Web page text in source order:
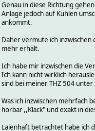
Genau in diese Richtung
Anlage jedoch auf Kühlen
ankommt.
Daher vermute ich
mehr erhält.
Ich habe mir inzwischen die
Ich kann nicht wirklich
sind bei meiner THZ 504
Was ich inzwischen mehrfach
hörbar ,,Klack" und exakt in
Laienhaft betrachtet habe ich